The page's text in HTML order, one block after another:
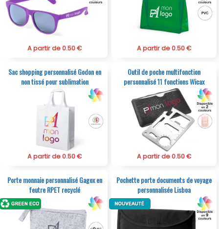
A partir de 0.50 € A partir de 0.50 €
Sac shopping personnalisé Godon en
non tissé pour sublimation
A partir de 0.50 €
Outil de poche multifonction
personnalisé 11 fonctions Wicax
A partir de 0.50 €
Porte monnaie personnalisé Gagox en
feutre RPET recyclé
Pochette porte documents de voyage
personnalisée Lisboa